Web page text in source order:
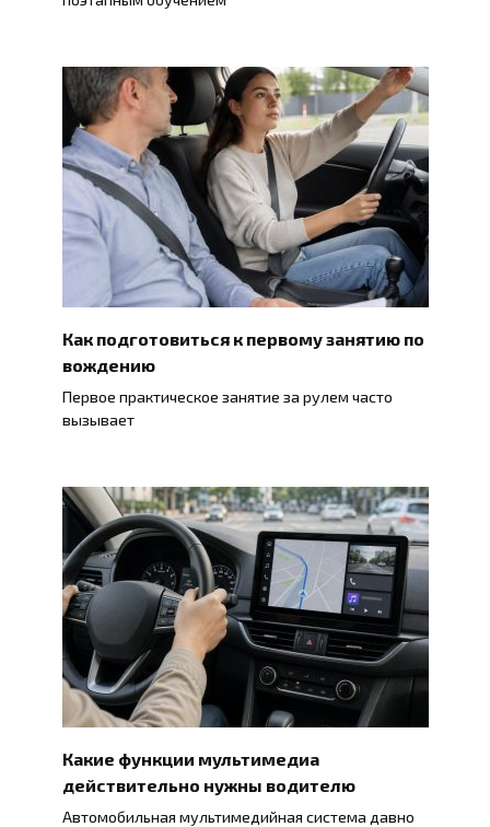
Как подготовиться к первому занятию по
вождению
Первое практическое занятие за рулем часто
вызывает
Какие функции мультимедиа
действительно нужны водителю
Автомобильная мультимедийная система давно